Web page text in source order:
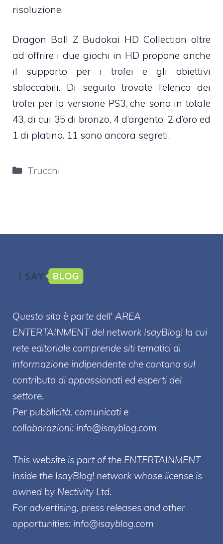
risoluzione.
Dragon Ball Z Budokai HD Collection oltre
ad offrire i due giochi in HD propone anche
il supporto per i trofei e gli obiettivi
sbloccabili. Di seguito trovate l’elenco dei
trofei per la versione PS3, che sono in totale
43, di cui 35 di bronzo, 4 d’argento, 2 d’oro ed
1 di platino. 11 sono ancora segreti.
Categorie
Trucchi
Questo sito è parte dell' AREA
ENTERTAINMENT del network IsayBlog! la cui
rete editoriale comprende siti tematici di
informazione indipendente che contano sul
contributo di appassionati ed esperti del
settore.
Per pubblicità, comunicati e
collaborazioni: info@isayblog.com
This website is part of the ENTERTAINMENT
inside the IsayBlog! network whose license is
owned by Nectivity Ltd.
For advertising, press releases and other
opportunities: info@isayblog.com